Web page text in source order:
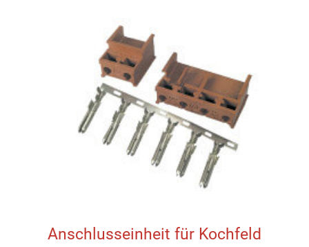
Anschlusseinheit für Kochfeld